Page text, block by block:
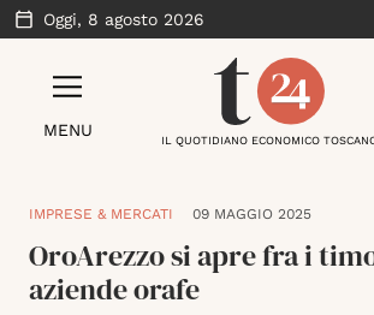
Oggi, 8 agosto 2026
MENU
IL QUOTIDIANO ECONOMICO
IMPRESE & MERCATI 09 MAGGIO 2025
OroArezzo si apre fra i
aziende orafe